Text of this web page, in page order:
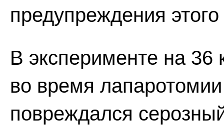
предупреждения
В эксперименте на 36
во время
повреждался